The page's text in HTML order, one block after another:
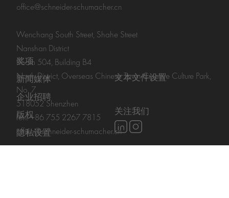
office@schneider-schumacher.cn
Wenchang South Street, Shahe Street
Nanshan District
Room 504, Building B4
North District, Overseas Chinese Town Creative Culture Park,
No. 7
518052 Shenzhen
fon: +86 755 2267 7815
office@schneider-schumacher.cn
奖项
新闻媒体
企业招聘
版权
隐私设置
文本文件设置
关注我们